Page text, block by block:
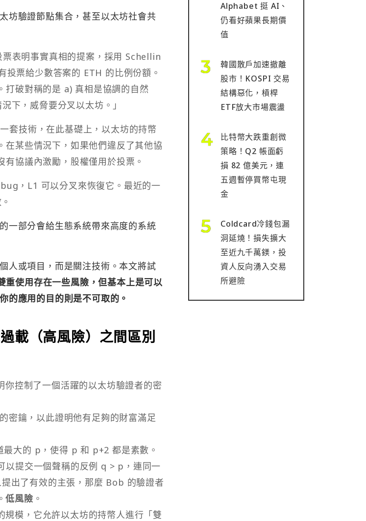
坊驗證節點集合，甚至以太坊社會共
表明事實真相的提案，採用 Schellin
票給少數答案的 ETH 的比例份額。
打破對稱的是 a) 真相是協調的自然
下，威脅要分叉以太坊。」
套技術，在此基礎上，以太坊的持幣
在某些情況下，如果他們違反了其他協
協議內激勵，股權僅用於投票。
，L1 可以分叉來恢復它。最近的一
一部分會給生態系統帶來高度的系統
人或項目，而是關注技術。本文將試
重使用存在一些風險，但基本上是可以
的應用的目的則是不可取的。
載（高風險）之間區別
控制了一個活躍的以太坊驗證者的密
密鑰，以此證明他有足夠的財富滿足
大的 p，使得 p 和 p+2 都是素數。
以提交一個聲稱的反例 q > p，連同一
出了有效的主張，那麼 Bob 的驗證者
低風險 。
模，它允許以太坊的持幣人進行「雙
Alphabet 挺 AI、
仍看好蘋果長期價
值
韓國散戶加速撤離
股市！KOSPI 交易
結構惡化，槓桿
ETF放大市場震盪
比特幣大跌重創微
策略！Q2 帳面虧
損 82 億美元，連
五週暫停買幣屯現
金
Coldcard冷錢包漏
洞延燒！損失擴大
至近九千萬鎂，投
資人反向湧入交易
所避險